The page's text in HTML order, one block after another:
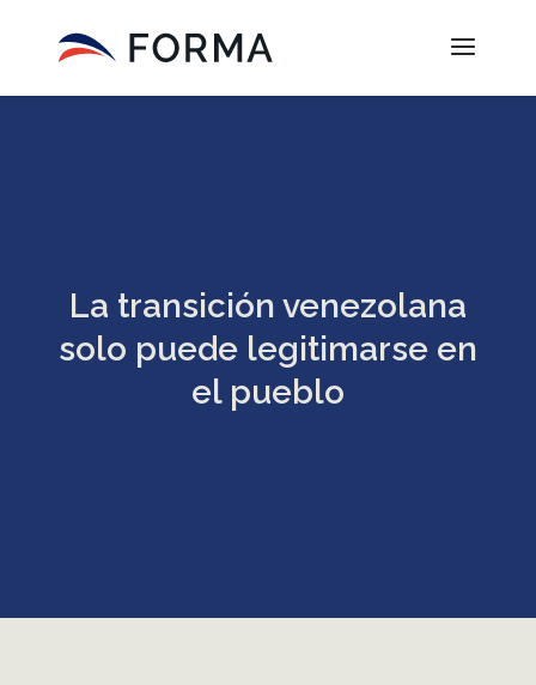
La transición venezolana
solo puede legitimarse en
el pueblo